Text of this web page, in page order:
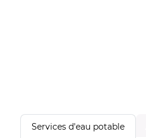
Services d'eau potable